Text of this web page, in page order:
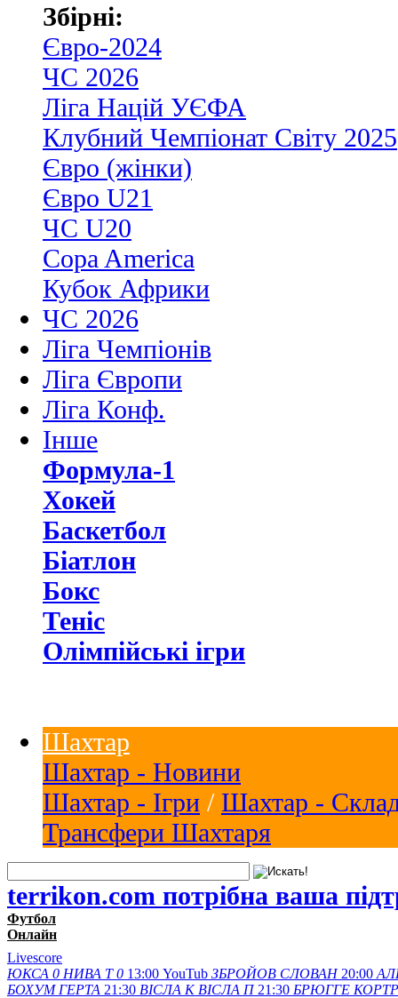
Збірні:
Євро-2024
ЧС 2026
Ліга Націй УЄФА
Клубний Чемпіонат Світу 2025
Євро (жінки)
Євро U21
ЧС U20
Copa America
Кубок Африки
ЧС 2026
Ліга Чемпіонів
Ліга Європи
Ліга Конф.
Інше
Формула-1
Хокей
Баскетбол
Біатлон
Бокс
Теніс
Олімпійські ігри
Шахтар
Шахтар - Новини
Шахтар - Ігри / Шахтар -
Трансфери Шахтаря
terrikon.com потрібна ваша
Футбол
Онлайн
Livescore
ЮКСА 0 НИВА Т 0 13:00 YouTub ЗБРОЙОВ СЛОВАН 20:00
БОХУМ ГЕРТА 21:30 ВІСЛА K ВІСЛА П 21:30 БРЮГГЕ